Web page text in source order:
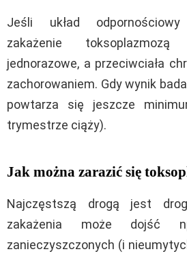
Jeśli układ
zakażenie
jednorazowe, a przeciwciała
zachorowaniem. Gdy wynik
powtarza się jeszcze
trymestrze ciąży).
Jak można zarazić się
Najczęstszą drogą jest
zakażenia może dojść
zanieczyszczonych (i